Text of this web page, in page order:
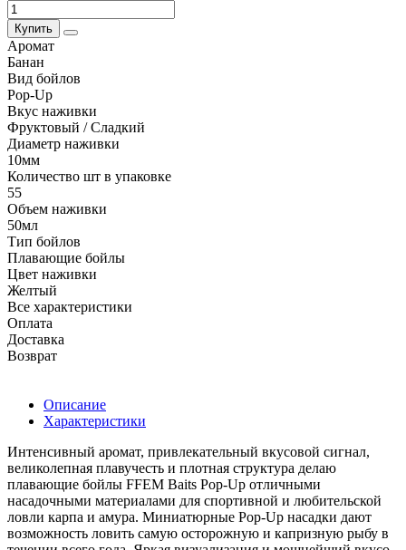
Купить
Аромат
Банан
Вид бойлов
Pop-Up
Вкус наживки
Фруктовый / Сладкий
Диаметр наживки
10мм
Количество шт в упаковке
55
Объем наживки
50мл
Тип бойлов
Плавающие бойлы
Цвет наживки
Желтый
Все характеристики
Оплата
Доставка
Возврат
Описание
Характеристики
Интенсивный аромат, привлекательный вкусовой сигнал,
великолепная плавучесть и плотная структура делаю
плавающие бойлы FFEM Baits Pop-Up отличными
насадочными материалами для спортивной и любительской
ловли карпа и амура. Миниатюрные Pop-Up насадки дают
возможность ловить самую осторожную и капризную рыбу в